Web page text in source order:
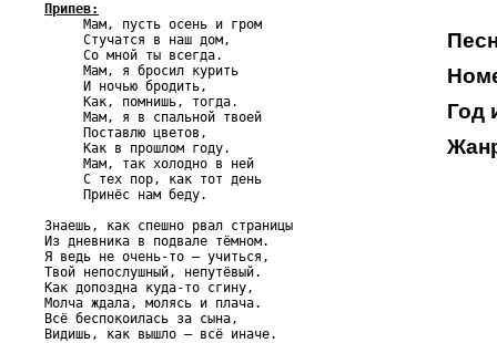
Припев:
Мам, пусть осень и гром
     Стучатся в наш дом,
     Со мной ты всегда.
     Мам, я бросил курить
     И ночью бродить,
     Как, помнишь, тогда.
     Мам, я в спальной твоей
     Поставлю цветов,
     Как в прошлом году.
     Мам, так холодно в ней
     С тех пор, как тот день
     Принёс нам беду.
Знаешь, как спешно рвал страницы
Из дневника в подвале тёмном.
Я ведь не очень-то – учиться,
Твой непослушный, непутёвый.
Как допоздна куда-то сгину,
Молча ждала, молясь и плача.
Всё беспокоилась за сына,
Видишь, как вышло – всё иначе.
Год